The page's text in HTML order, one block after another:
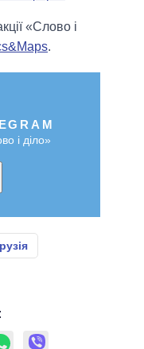
«Слово і
.
і діло»